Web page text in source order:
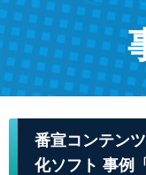
番宣コンテン
化ソフト 事例